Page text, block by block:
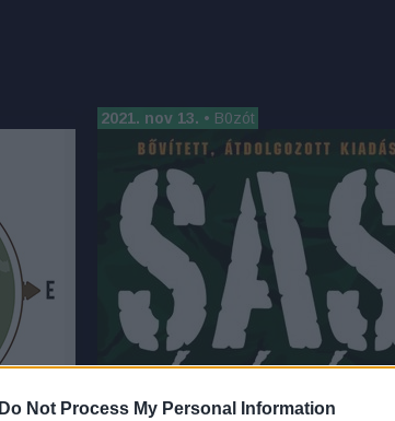
Do Not Process My Personal Information
2021. nov 13. • B0zót